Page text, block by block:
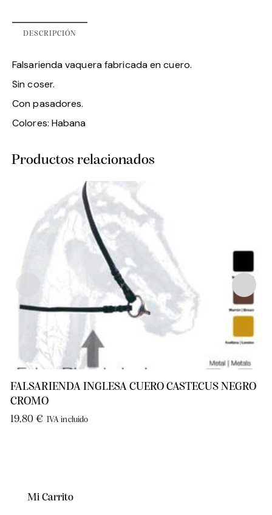
DESCRIPCIÓN
Falsarienda vaquera fabricada en cuero.
Sin coser.
Con pasadores.
Colores: Habana
Productos relacionados
FALSARIENDA INGLESA CUERO CASTECUS NEGRO
CROMO
19,80 € IVA incluido
Mi Carrito